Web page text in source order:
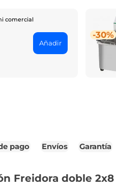
comercial
Añadir
-30%
pago Envíos Garantía
Freidora doble